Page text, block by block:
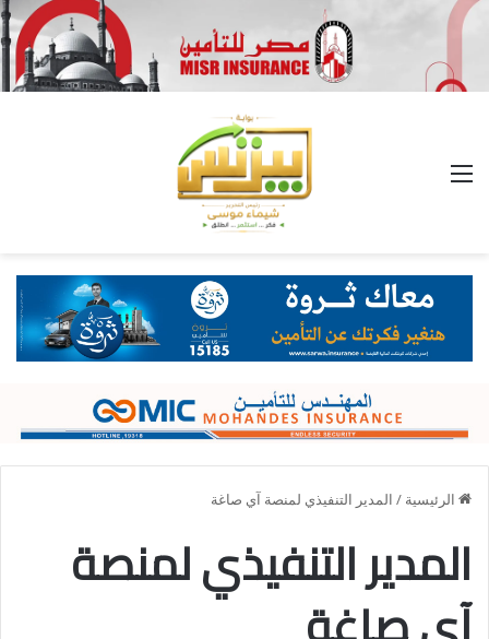
الرئيسية / المدير التنفيذي لمنصة آي صاغة
المدير التنفيذي لمنصة